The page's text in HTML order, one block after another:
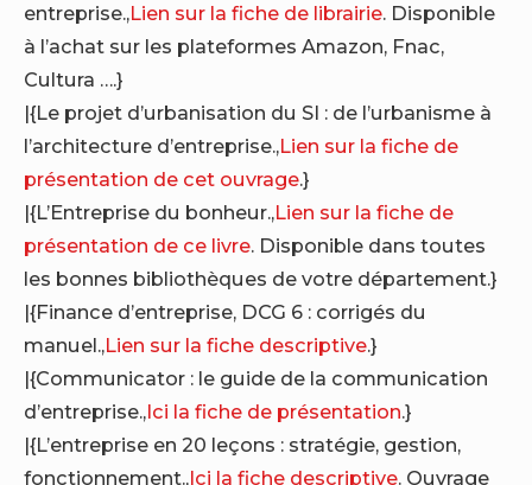
entreprise.,Lien sur la fiche de librairie. Disponible
à l’achat sur les plateformes Amazon, Fnac,
Cultura ….}
|{Le projet d’urbanisation du SI : de l’urbanisme à
l’architecture d’entreprise.,Lien sur la fiche de
présentation de cet ouvrage.}
|{L’Entreprise du bonheur.,Lien sur la fiche de
présentation de ce livre. Disponible dans toutes
les bonnes bibliothèques de votre département.}
|{Finance d’entreprise, DCG 6 : corrigés du
manuel.,Lien sur la fiche descriptive.}
|{Communicator : le guide de la communication
d’entreprise.,Ici la fiche de présentation.}
|{L’entreprise en 20 leçons : stratégie, gestion,
fonctionnement.,Ici la fiche descriptive. Ouvrage